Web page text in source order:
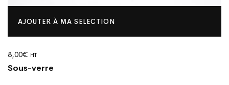
AJOUTER À MA SELECTION
8,00€ HT
Sous-verre